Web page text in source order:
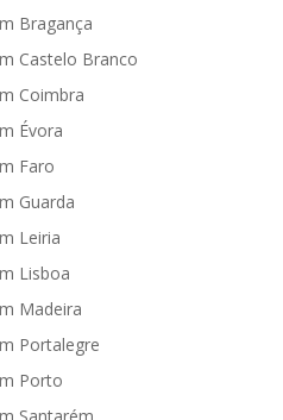
Bragança
Castelo Branco
Coimbra
Évora
Faro
Guarda
Leiria
Lisboa
Madeira
Portalegre
Porto